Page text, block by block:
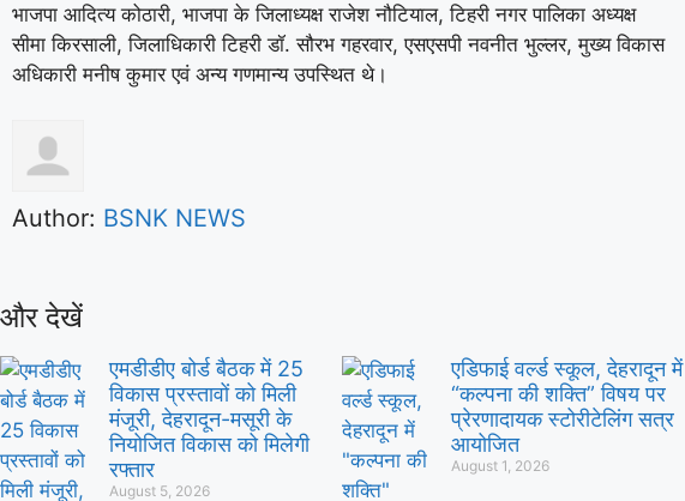
भाजपा आदित्य कोठारी, भाजपा के जिलाध्यक्ष राजेश नौटियाल, टिहरी नगर पालिका अध्यक्ष
सीमा किरसाली, जिलाधिकारी टिहरी डॉ. सौरभ गहरवार, एसएसपी नवनीत भुल्लर, मुख्य विकास
अधिकारी मनीष कुमार एवं अन्य गणमान्य उपस्थित थे।
Author: BSNK NEWS
और देखें
एमडीडीए बोर्ड बैठक में 25
विकास प्रस्तावों को मिली
मंजूरी, देहरादून-मसूरी के
नियोजित विकास को मिलेगी
रफ्तार
August 5, 2026
एडिफाई वर्ल्ड स्कूल, देहरादून में
“कल्पना की शक्ति” विषय पर
प्रेरणादायक स्टोरीटेलिंग सत्र
आयोजित
August 1, 2026